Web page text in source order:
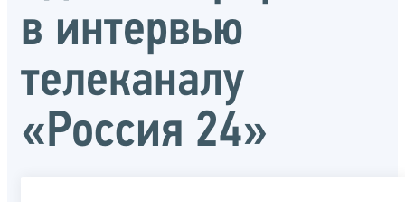
в интервью
телеканалу
«Россия 24»